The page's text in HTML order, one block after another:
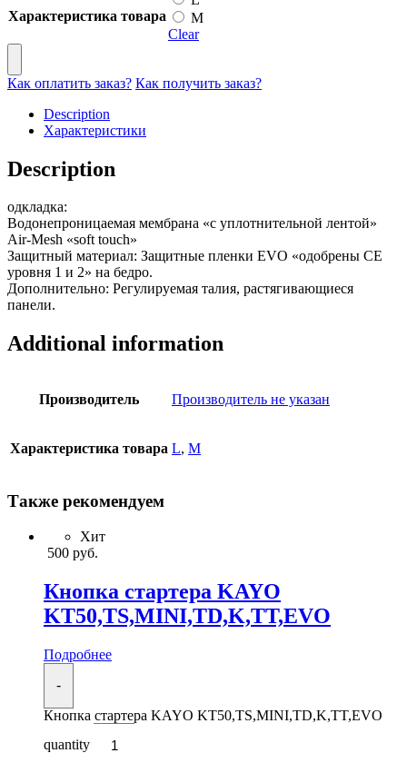
Характеристика товара
M
Clear
Как оплатить заказ? Как получить заказ?
Description
Характеристики
Description
одкладка:
Водонепроницаемая мембрана «с уплотнительной лентой»
Air-Mesh «soft touch»
Защитный материал: Защитные пленки EVO «одобрены CE
уровня 1 и 2» на бедро.
Дополнительно: Регулируемая талия, растягивающиеся
панели.
Additional information
Производитель Производитель не указан
Характеристика товара L, M
Также рекомендуем
Хит
500 руб.
Кнопка стартера KAYO
KT50,TS,MINI,TD,K,TT,EVO
Подробнее
-
Кнопка стартера KAYO KT50,TS,MINI,TD,K,TT,EVO
quantity